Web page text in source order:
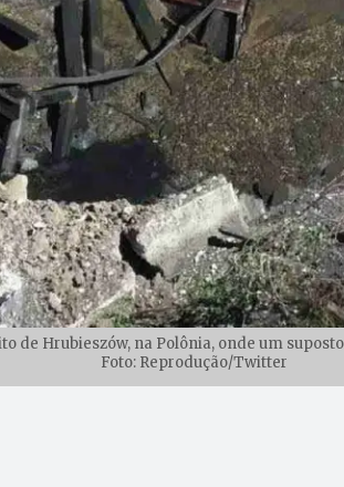
de Hrubieszów, na Polônia, onde um
Foto: Reprodução/Twitter